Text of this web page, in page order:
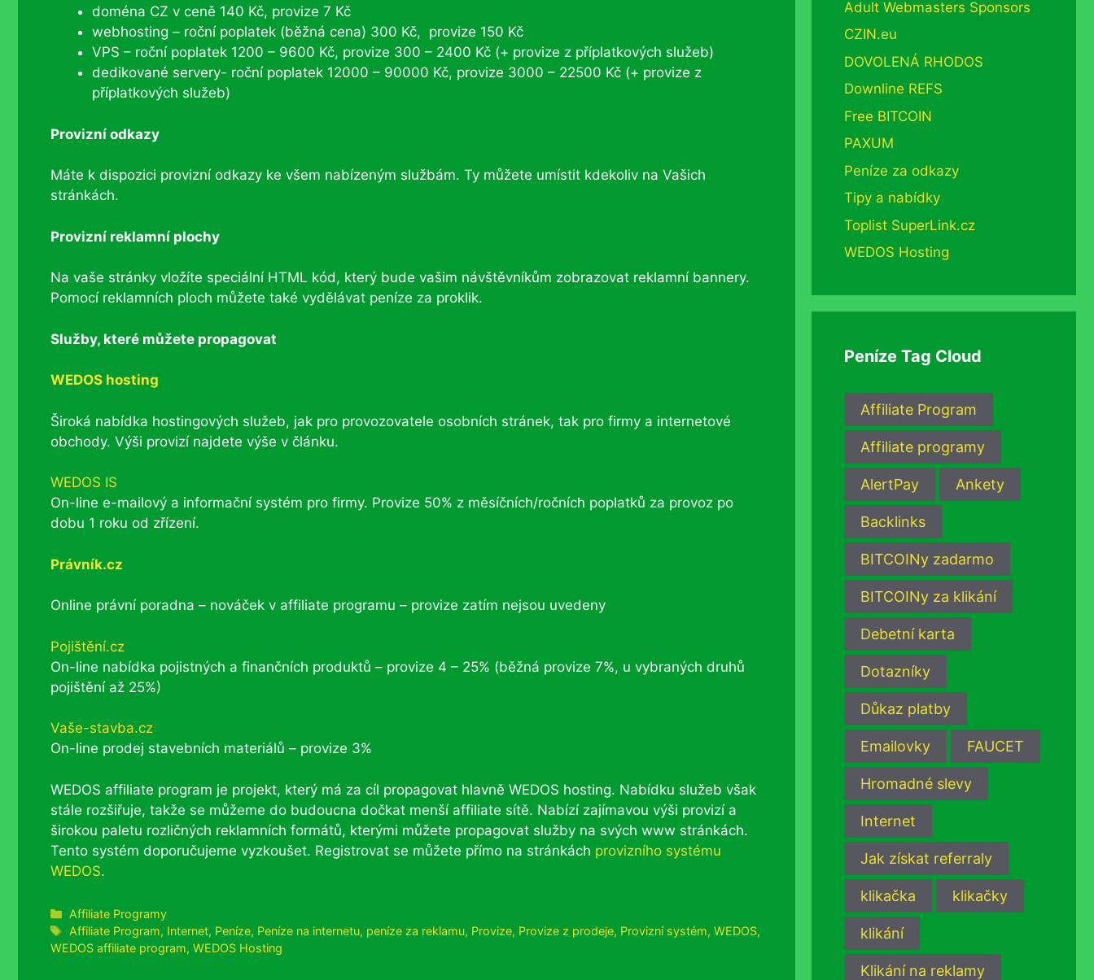
doména CZ v ceně 140 Kč, provize 7 Kč
webhosting – roční poplatek (běžná cena) 300 Kč, provize 150 Kč
VPS – roční poplatek 1200 – 9600 Kč, provize 300 – 2400 Kč (+ provize z příplatkových služeb)
dedikované servery- roční poplatek 12000 – 90000 Kč, provize 3000 – 22500 Kč (+ provize z
příplatkových služeb)
Provizní odkazy
Máte k dispozici provizní odkazy ke všem nabízeným službám. Ty můžete umístit kdekoliv na Vašich
stránkách.
Provizní reklamní plochy
Na vaše stránky vložíte speciální HTML kód, který bude vašim návštěvníkům zobrazovat reklamní bannery.
Pomocí reklamních ploch můžete také vydělávat peníze za proklik.
Služby, které můžete propagovat
WEDOS hosting
Široká nabídka hostingových služeb, jak pro provozovatele osobních stránek, tak pro firmy a internetové
obchody. Výši provizí najdete výše v článku.
WEDOS IS
On-line e-mailový a informační systém pro firmy. Provize 50% z měsíčních/ročních poplatků za provoz po
dobu 1 roku od zřízení.
Právník.cz
Online právní poradna – nováček v affiliate programu – provize zatím nejsou uvedeny
Pojištění.cz
On-line nabídka pojistných a finančních produktů – provize 4 – 25% (běžná provize 7%, u vybraných druhů
pojištění až 25%)
Vaše-stavba.cz
On-line prodej stavebních materiálů – provize 3%
WEDOS affiliate program je projekt, který má za cíl propagovat hlavně WEDOS hosting. Nabídku služeb však
stále rozšiřuje, takže se můžeme do budoucna dočkat menší affiliate sítě. Nabízí zajímavou výši provizí a
širokou paletu rozličných reklamních formátů, kterými můžete propagovat služby na svých www stránkách.
Tento systém doporučujeme vyzkoušet. Registrovat se můžete přímo na stránkách provizního systému
WEDOS.
Rubriky
Affiliate Programy
Štítky
Affiliate Program, Internet, Peníze, Peníze na internetu, peníze za reklamu, Provize, Provize z prodeje, Provizní systém,WEDOS,
WEDOS affiliate program, WEDOS Hosting
Adult Webmasters Sponsors
CZIN.eu
DOVOLENÁ RHODOS
Downline REFS
Free BITCOIN
PAXUM
Peníze za odkazy
Tipy a nabídky
Toplist SuperLink.cz
WEDOS Hosting
Peníze Tag Cloud
Affiliate Program
Affiliate programy
AlertPay Ankety
Backlinks
BITCOINy zadarmo
BITCOINy za klikání
Debetní karta
Dotazníky
Důkaz platby
Emailovky FAUCET
Hromadné slevy
Internet
Jak získat referraly
klikačka klikačky
klikání
Klikání na reklamy